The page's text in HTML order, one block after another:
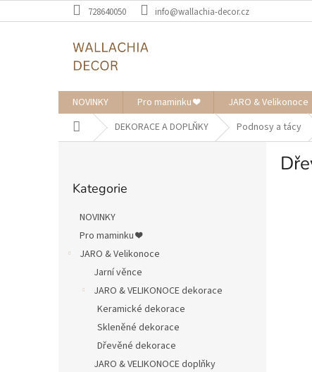
na
728640050 info@wallachia-decor.cz
NOVINKY Pro maminku ❤️ JARO & Velikonoce
Domů DEKORACE A DOPLŇKY Podnosy a tácy
kategorie
Kategorie
NOVINKY
Pro maminku ❤️
JARO & Velikonoce
Jarní věnce
JARO & VELIKONOCE dekorace
Keramické dekorace
Skleněné dekorace
Dřevěné dekorace
JARO & VELIKONOCE doplňky